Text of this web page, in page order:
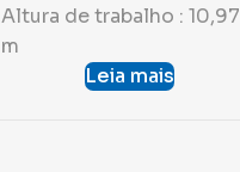
Altura de trabalho : 10,97
m
Leia mais